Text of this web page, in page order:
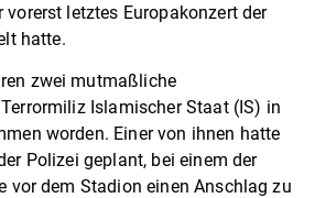
letztes Europakonzert der
hatte.
zwei mutmaßliche
Islamischer Staat (IS) in
worden. Einer von ihnen hatte
Polizei geplant, bei einem der
vor dem Stadion einen Anschlag zu